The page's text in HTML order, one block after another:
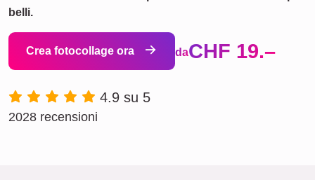
belli.
Crea fotocollage ora daCHF 19.–
4.9 su 5
2028 recensioni